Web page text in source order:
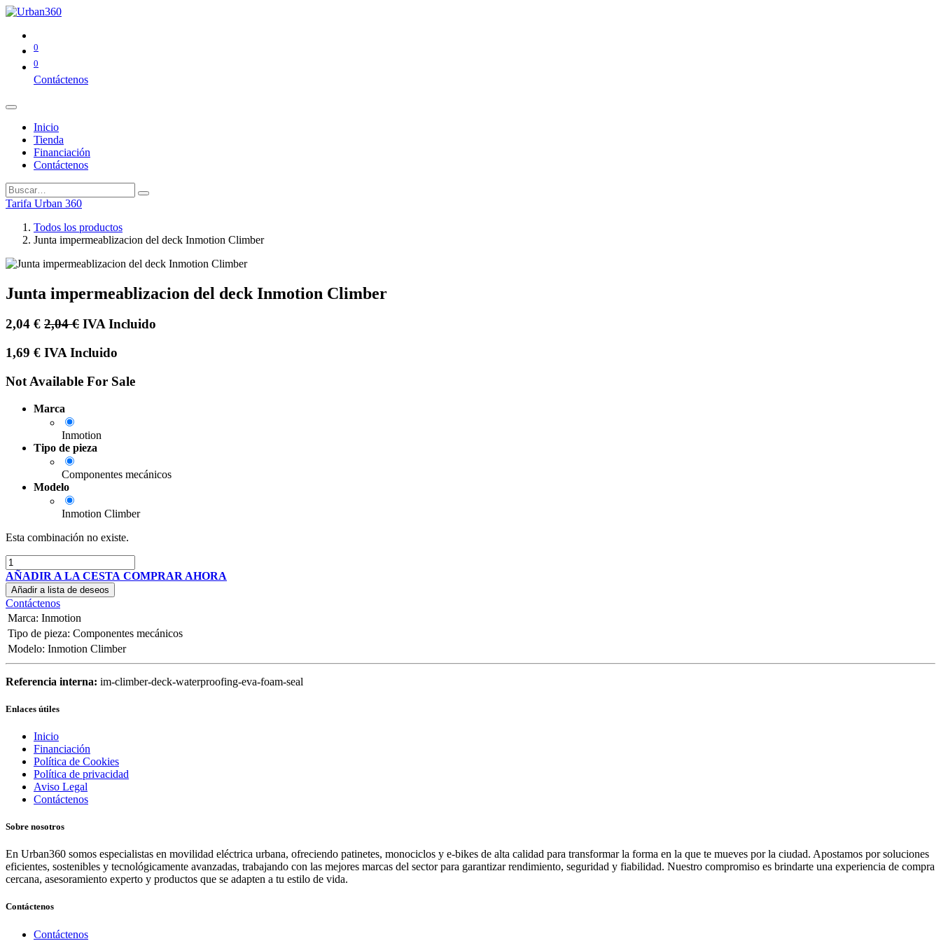
0
0
Contáctenos
Inicio
Tienda
Financiación
Contáctenos
Tarifa Urban 360
Todos los productos
Junta impermeablizacion del deck Inmotion Climber
Junta impermeablizacion del deck Inmotion Climber
2,04 € 2,04€ IVA Incluido
1,69 € IVA Incluido
Not Available For Sale
Marca
Inmotion
Tipo de pieza
Componentes mecánicos
Modelo
Inmotion Climber
Esta combinación no existe.
AÑADIR A LA CESTA COMPRAR AHORA
Añadir a lista de deseos
Contáctenos
Marca: Inmotion
Tipo de pieza: Componentes mecánicos
Modelo: Inmotion Climber
Referencia interna: im-climber-deck-waterproofing-eva-foam-seal
Enlaces útiles
Inicio
Financiación
Política de Cookies
Política de privacidad
Aviso Legal
Contáctenos
Sobre nosotros
En Urban360 somos especialistas en movilidad eléctrica urbana, ofreciendo patinetes, monociclos y e-bikes de alta calidad para transformar la forma en la que te mueves por la ciudad. Apostamos por soluciones
eficientes, sostenibles y tecnológicamente avanzadas, trabajando con las mejores marcas del sector para garantizar rendimiento, seguridad y fiabilidad. Nuestro compromiso es brindarte una experiencia de compra
cercana, asesoramiento experto y productos que se adapten a tu estilo de vida.
Contáctenos
Contáctenos